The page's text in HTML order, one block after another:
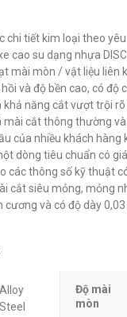
chi tiết kim loại theo
cao su dạng nhựa
mài mòn / vật liệu liên
và độ bền cao, có độ
khả năng cắt vượt trội rõ
cắt thông thường
của nhiều khách hàng
dòng tiêu chuẩn có
các thông số kỹ thuật
cắt siêu mỏng, mỏng
cương và có độ dày
Alloy
Steel
Độ mài
mòn